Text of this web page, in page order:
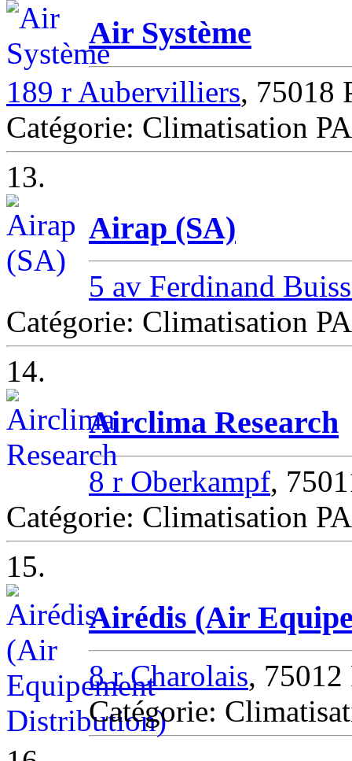
Air Système
189 r Aubervilliers, 75018
Catégorie: Climatisation
13.
Airap (SA)
5 av Ferdinand
Catégorie: Climatisation
14.
Airclima Research
8 r Oberkampf,
Catégorie: Climatisation
15.
Airédis (Air
8 r Charolais, 75012
Catégorie: